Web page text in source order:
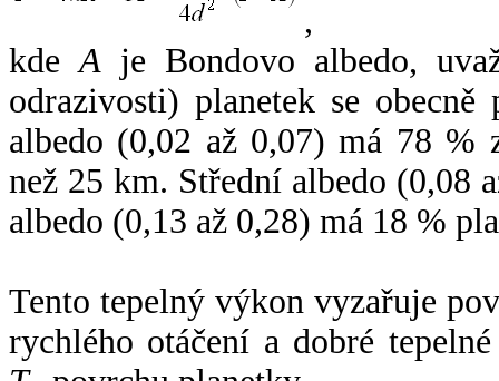
,
kdeA je Bondovo albedo,
odrazivosti) planetek se
albedo (0,02 až 0,07) má 78 %
než 25 km. Střední albedo (0,08
albedo (0,13 až 0,28) má 18 %
Tento tepelný výkon vyzařuje
rychlého otáčení a dobré